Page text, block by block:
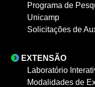
Programa de
Unicamp
Solicitações de
EXTENSÃO
Laboratório
Modalidades de